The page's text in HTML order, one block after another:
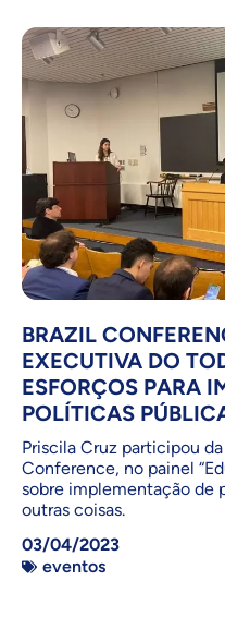
BRAZIL
EXECUTIVA DO
ESFORÇOS PARA
POLÍTICAS
Priscila Cruz participou
Conference, no painel
sobre implementação de
outras coisas.
03/04/2023
eventos